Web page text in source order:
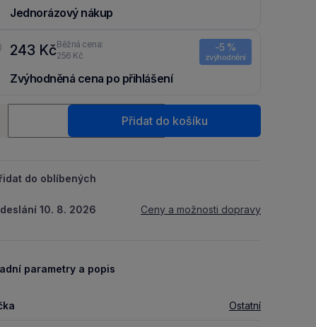
Jednorázový nákup
243 KčBěžná cena:
256 Kč
-5 %
zvýhodnění
Zvýhodněná cena po přihlášení
+
Přidat do košíku
do oblíbených
10. 8. 2026 Ceny a možnosti dopravy
parametry a popis
Ostatní